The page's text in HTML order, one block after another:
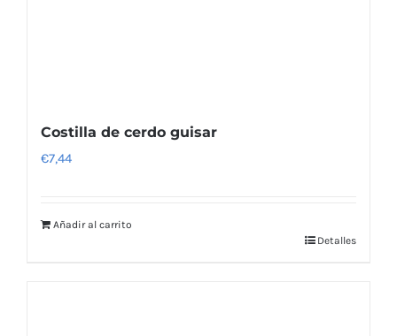
Costilla de cerdo guisar
€7,44
Añadir al carrito
Detalles